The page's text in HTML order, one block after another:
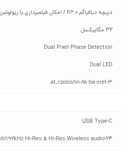
دریچه دیافراگم f/2.0 / امکان فیلمبرداری با رزولوشن 1080p با سرعت 30 فریم بر ثانیه
32 مگاپیکسل
Dual Pixel Phase Detection
Dual LED
at_rzoloshn-۸k-ba-sret-۳
USB Type-C
24-bit/192kHz Hi-Res & Hi-Res Wireless audio